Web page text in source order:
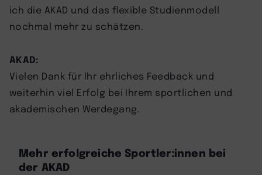
ich die AKAD und das flexible Studienmodell
nochmal mehr zu schätzen.
AKAD:
Vielen Dank für Ihr ehrliches Feedback und
weiterhin viel Erfolg bei Ihrem sportlichen und
akademischen Werdegang.
Mehr erfolgreiche Sportler:innen bei
der AKAD